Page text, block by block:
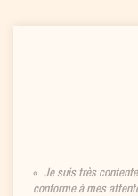
Je suis très
conforme à mes